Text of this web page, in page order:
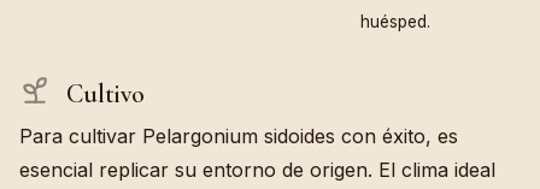
huésped.
Cultivo
Para cultivar Pelargonium sidoides con éxito, es
esencial replicar su entorno de origen. El clima ideal